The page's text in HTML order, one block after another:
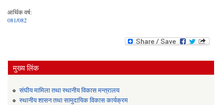
आर्थिक वर्ष:
081/082
मुख्य लिंक
संघीय मामिला तथा स्थानीय विकास मन्त्रालय
स्थानीय शासन तथा सामुदायिक विकास कार्यक्रम